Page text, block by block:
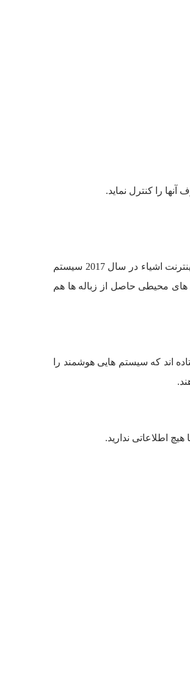
را کنترل نماید.
امروزه زباله یکی از معضل های تمام شهرهاست. جمع آوری زباله ها، تفکیک و از همه مهتر بازیافت آنها همیشه موضوعات مورد بحث بوده است. اینترنت اشیاء در سال 2017 سیستم
درصد کاهش خواهد یافت. هم چنین آلودگی های محیطی حاصل از زباله ها هم
اند که سیستم هایی هوشمند را
اطلاعاتی ندارید.